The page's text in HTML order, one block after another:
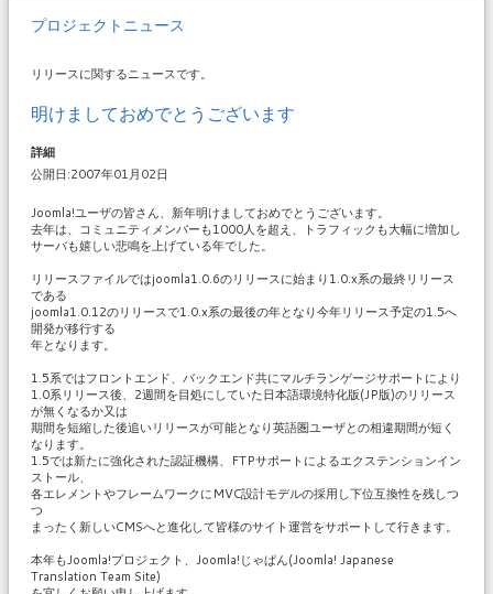
プロジェクトニュース
リリースに関するニュースです。
明けましておめでとうございます
詳細
公開日:2007年01月02日
Joomla!ユーザの皆さん、新年明けましておめでとうございます。
去年は、コミュニティメンバーも1000人を超え、トラフィックも大幅に増加し
サーバも嬉しい悲鳴を上げている年でした。
リリースファイルではjoomla1.0.6のリリースに始まり1.0.x系の最終リリース
である
joomla1.0.12のリリースで1.0.x系の最後の年となり今年リリース予定の1.5へ
開発が移行する
年となります。
1.5系ではフロントエンド、バックエンド共にマルチランゲージサポートにより
1.0系リリース後、2週間を目処にしていた日本語環境特化版(JP版)のリリース
が無くなるか又は
期間を短縮した後追いリリースが可能となり英語圏ユーザとの相違期間が短く
なります。
1.5では新たに強化された認証機構、FTPサポートによるエクステンションイン
ストール、
各エレメントやフレームワークにMVC設計モデルの採用し下位互換性を残しつ
つ
まったく新しいCMSへと進化して皆様のサイト運営をサポートして行きます。
本年もJoomla!プロジェクト、Joomla!じゃぱん(Joomla! Japanese
Translation Team Site)